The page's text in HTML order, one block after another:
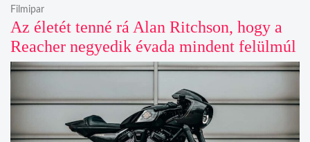
Az életét tenné rá Alan Ritchson, hogy a
Reacher negyedik évada mindent felülmúl
Filmipar